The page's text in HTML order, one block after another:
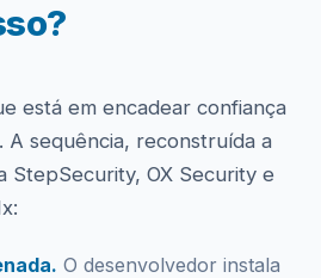
está em encadear confiança
A sequência, reconstruída a
StepSecurity, OX Security e
O desenvolvedor instala